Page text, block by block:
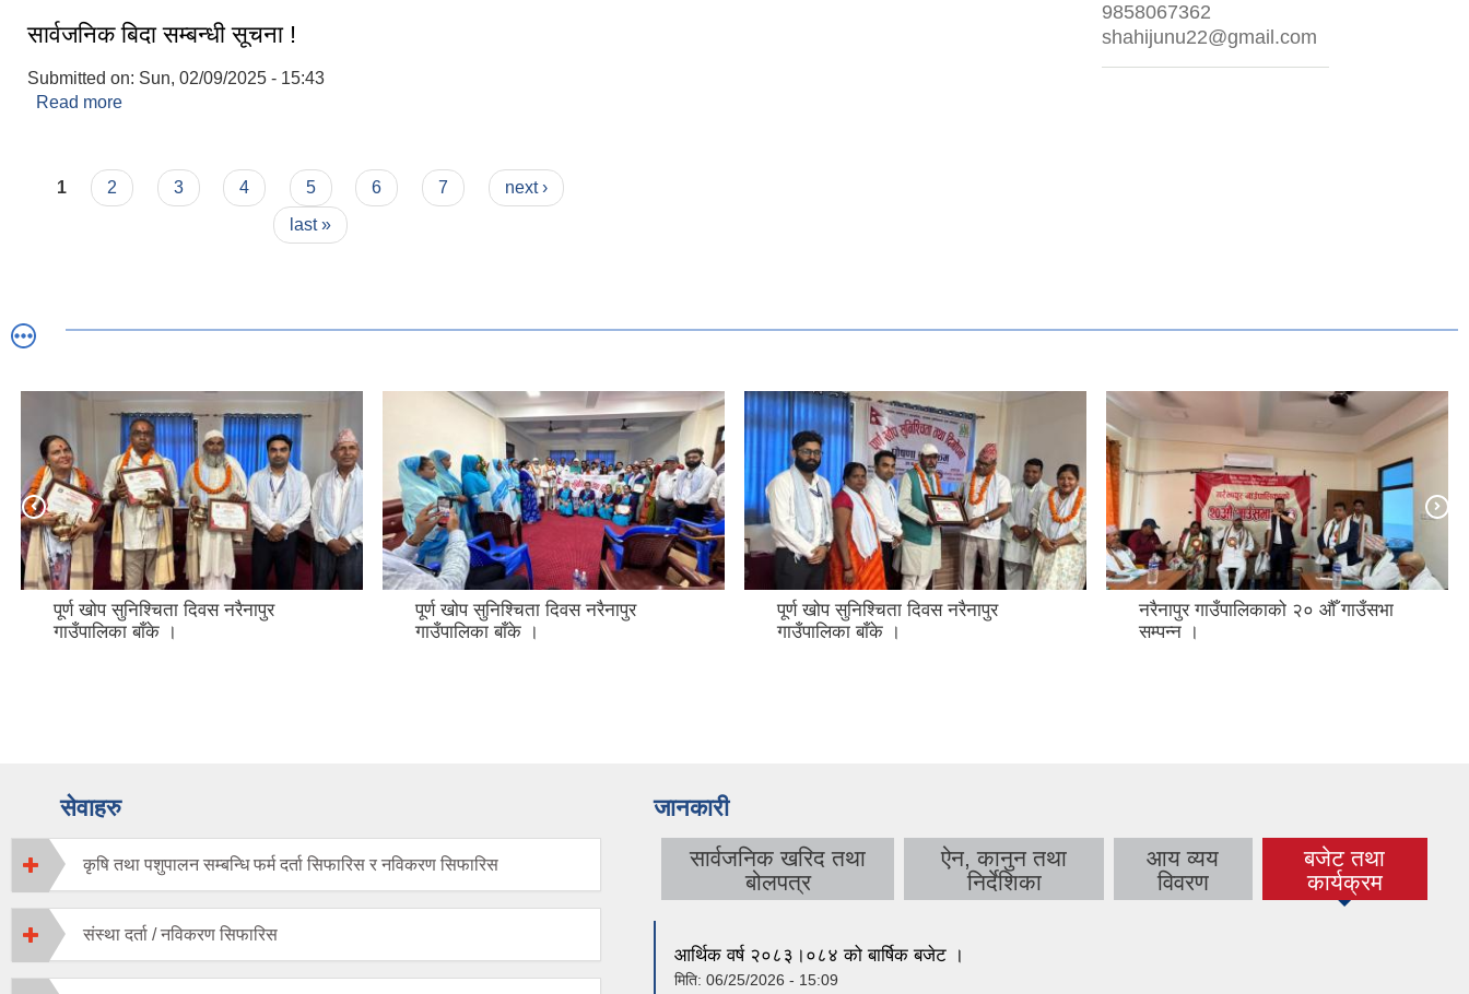
सार्वजनिक बिदा सम्बन्धी सूचना !
Submitted on: Sun, 02/09/2025 - 15:43
Read more
Pages
1 2 3 4 5 6 7
next ›
last »
9858067362
shahijunu22@gmail.com
पूर्ण खोप सुनिश्चिता दिवस नरैनापुर
गाउँपालिका बाँके ।
पूर्ण खोप सुनिश्चिता दिवस नरैनापुर
गाउँपालिका बाँके ।
पूर्ण खोप सुनिश्चिता दिवस नरैनापुर
गाउँपालिका बाँके ।
नरैनापुर गाउँपालिकाको २० औँ गाउँसभा
सम्पन्न ।
सेवाहरु
कृषि तथा पशुपालन सम्बन्धि फर्म दर्ता सिफारिस र नविकरण सिफारिस
संस्था दर्ता / नविकरण सिफारिस
जानकारी
सार्वजनिक खरिद तथा
बोलपत्र
ऐन, कानुन तथा
निर्देशिका
आय व्यय
विवरण
बजेट तथा
कार्यक्रम
(active tab)
आर्थिक वर्ष २०८३।०८४ को बार्षिक बजेट ।
मिति: 06/25/2026 - 15:09